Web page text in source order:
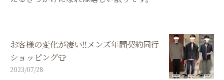
お客様の変化が凄い‼️メンズ年間契約同行
ショッピング👕
2023/07/28